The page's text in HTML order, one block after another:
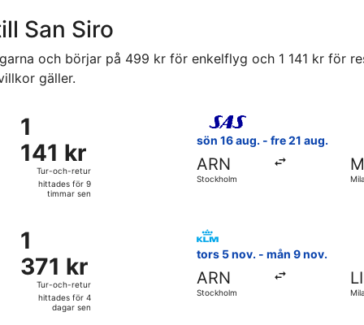
San Siro
och börjar på 499 kr för enkelflyg och 1 141 kr för
gäller.
1
141 kr
Tur-
och-
retur,
hittades
9
timmar
sen
1
141 kr
Tur-och-retur
hittades för 9
timmar sen
sön 16 aug. - fre 21 aug.
ARN
Stockholm
1
371 kr
Tur-
och-
retur,
hittades
1
371 kr
Tur-och-retur
hittades för 4
dagar sen
tors 5 nov. - mån 9 nov.
ARN
Stockholm